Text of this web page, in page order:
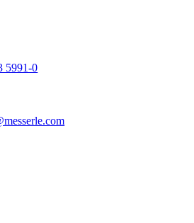
5991-0